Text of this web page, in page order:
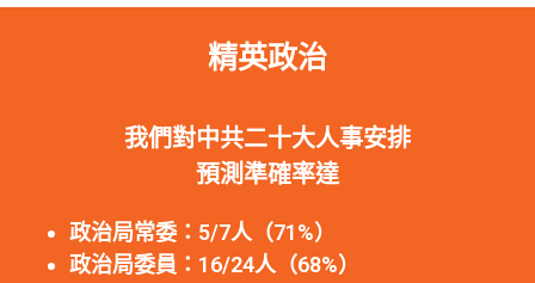
精英政治
我們對中共二十大人事安排
預測準確率達
政治局常委：5/7人（71%）
政治局委員：16/24人（68%）